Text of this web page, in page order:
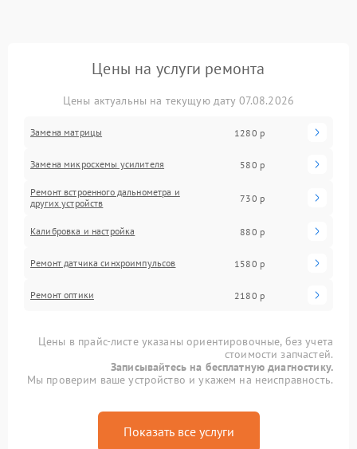
Цены на услуги ремонта
Цены актуальны на текущую дату 07.08.2026
Замена матрицы 1280 р
Замена микросхемы усилителя 580 р
Ремонт встроенного дальнометра и
других устройств
730 р
Калибровка и настройка 880 р
Ремонт датчика синхроимпульсов 1580 р
Ремонт оптики 2180 р
Цены в прайс-листе указаны ориентировочные, без учета
стоимости запчастей.
Записывайтесь на бесплатную диагностику.
Мы проверим ваше устройство и укажем на неисправность.
Показать все услуги